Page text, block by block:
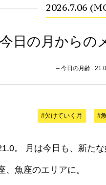
2026.7.06
今日の月からの
– 今日の月齢 :
#欠けていく月 #
。 月は今日も、新た
、魚座のエリアに。